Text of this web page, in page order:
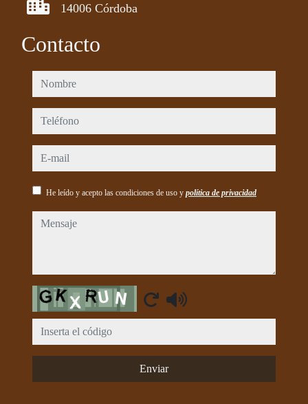
14006 Córdoba
Contacto
nombre
teléfono
e-mail
He leído y acepto las condiciones de uso y política de privacidad
mensaje
Captcha
Enviar